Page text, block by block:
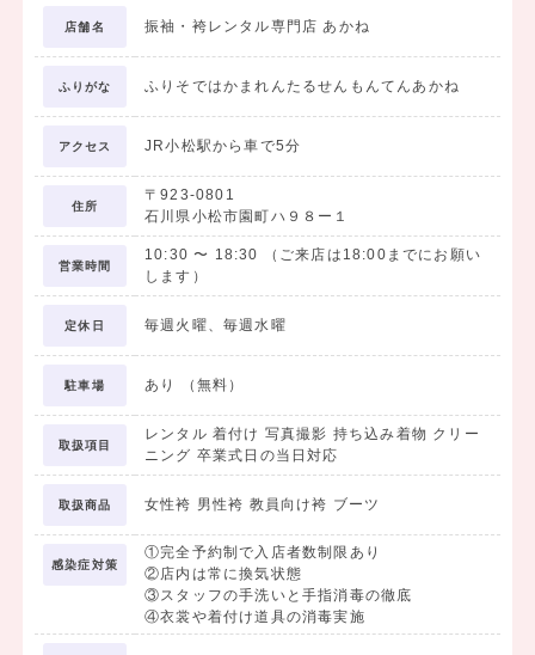
③フルセットプラン・・・¥55,000より
内容：袴・着物・長襦袢・帯・巾着・草履（ブーツ）・着付小物
④ラクラク安心パックプラン・・・¥52,800より
内容：③と同様
＊こちらは県外の学生さん向けの発送時の送料を含んだプラン
☆今なら袴と着物のセットで55,000円以上のご成約でUSJの１デイ
スタジオパスをプレゼント
※サービス内容は予告なく変更となる場合がありますので詳細は店舗
店舗名 振袖・袴レンタル専門店 あかね
ふりがな ふりそではかまれんたるせんもんてんあかね
アクセス JR小松駅から車で5分
住所
〒923-0801
石川県小松市園町ハ９８ー１
営業時間
10:30 〜 18:30
（ご来店は18:00までにお願い
します）
定休日 毎週火曜、毎週水曜
駐車場 あり （無料）
取扱項目
レンタル 着付け 写真撮影 持ち込み着物 クリー
ニング 卒業式日の当日対応
取扱商品 女性袴 男性袴 教員向け袴 ブーツ
感染症対策
①完全予約制で入店者数制限あり
②店内は常に換気状態
③スタッフの手洗いと手指消毒の徹底
④衣裳や着付け道具の消毒実施